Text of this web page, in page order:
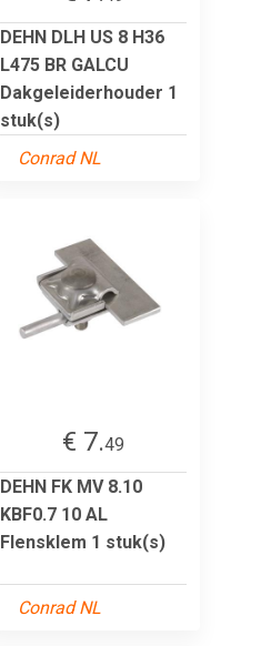
DEHN DLH US 8 H36
L475 BR GALCU
Dakgeleiderhouder 1
stuk(s)
Conrad NL
€ 7.49
DEHN FK MV 8.10
KBF0.7 10 AL
Flensklem 1 stuk(s)
Conrad NL